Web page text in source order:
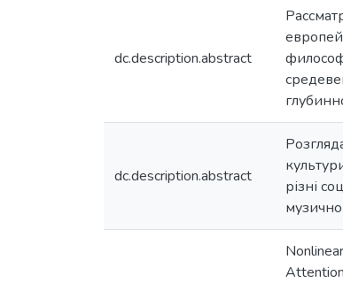
dc.description.abstract
dc.description.abstract
різні